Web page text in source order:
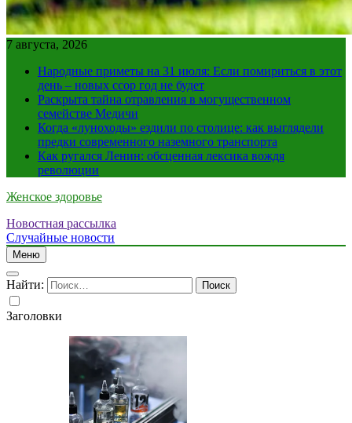
7 августа, 2026
Народные приметы на 31 июля: Если помириться в этот
день – новых ссор год не будет
Раскрыта тайна отравления в могущественном
семействе Медичи
Когда «луноходы» ездили по столице: как выглядели
предки современного наземного транспорта
Как ругался Ленин: обсценная лексика вождя
революции
Женское здоровье
Новостная рассылка
Случайные новости
Меню
Найти:
Заголовки